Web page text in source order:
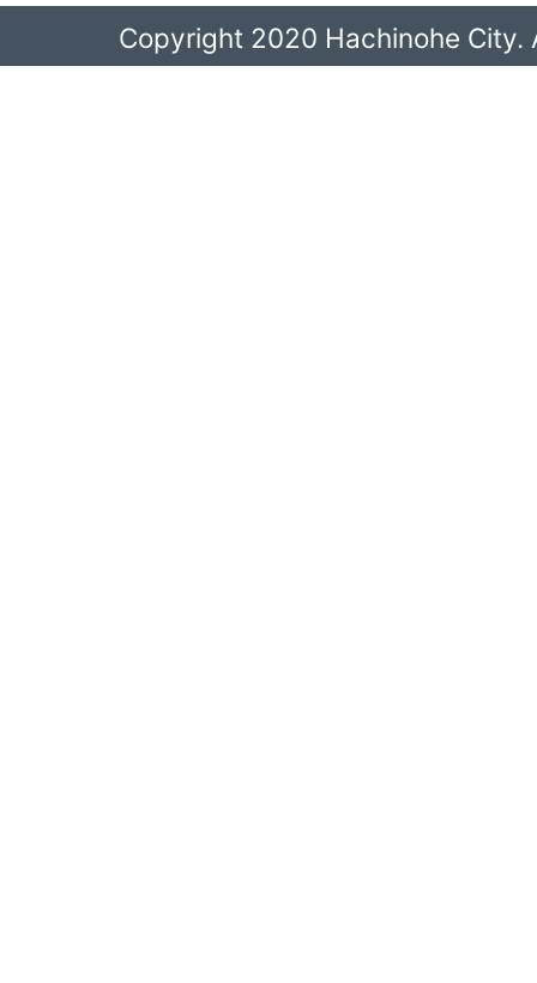
Copyright 2020 Hachinohe City.